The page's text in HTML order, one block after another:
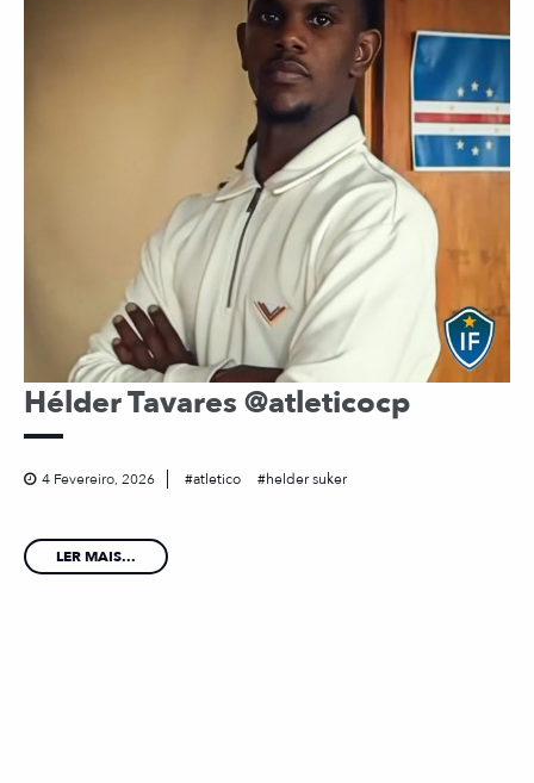
Hélder Tavares @atleticocp
4 Fevereiro, 2026 atletico helder suker
LER MAIS...